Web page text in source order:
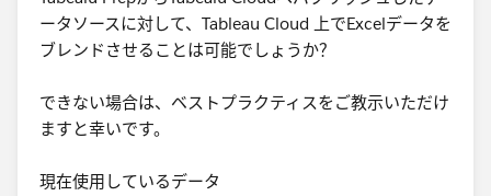
ータソースに対して、Tableau Cloud 上でExcelデータを
ブレンドさせることは可能でしょうか？
できない場合は、ベストプラクティスをご教示いただけ
ますと幸いです。
現在使用しているデータ